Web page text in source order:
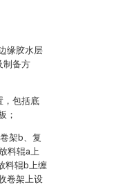
缘胶水层
制备方
，包括底
；
架b、复
料辊a上
料辊b上缠
卷架上设